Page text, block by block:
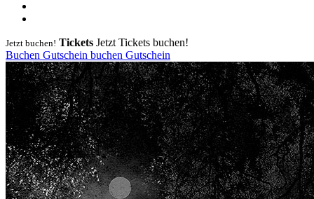
Jetzt buchen! Tickets Jetzt Tickets buchen!
Buchen Gutschein buchen Gutschein